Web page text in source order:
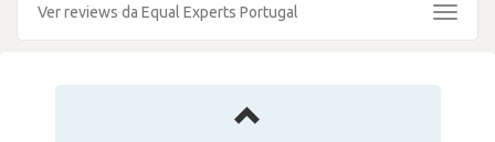
Ver reviews da Equal Experts Portugal
Toggle